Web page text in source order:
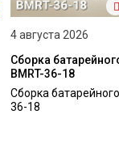
4 августа 2026
Сборка
BMRT-36-18
Сборка
36-18